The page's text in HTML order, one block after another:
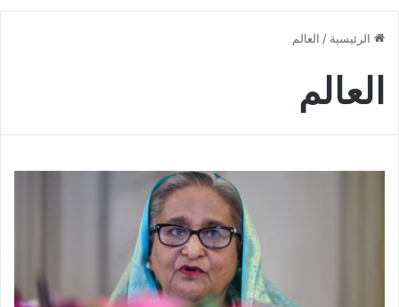
الرئيسية / العالم
العالم